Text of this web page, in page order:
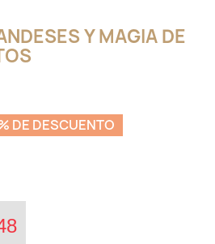
Y MAGIA DE
DE DESCUENTO